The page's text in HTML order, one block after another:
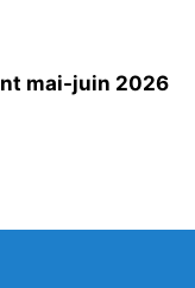
mai-juin 2026